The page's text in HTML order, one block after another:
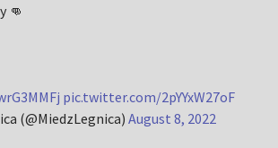
👊
pic.twitter.com/2pYYxW27oF
(@MiedzLegnica)August 8, 2022